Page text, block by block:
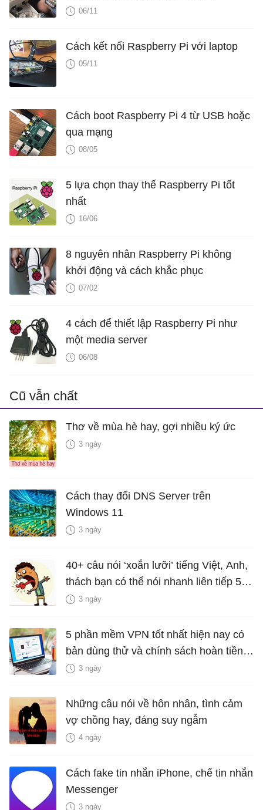
06/11
Cách kết nối Raspberry Pi với laptop
05/11
Cách boot Raspberry Pi 4 từ USB hoặc
qua mạng
08/05
5 lựa chọn thay thế Raspberry Pi tốt
nhất
16/06
8 nguyên nhân Raspberry Pi không
khởi động và cách khắc phục
07/02
4 cách để thiết lập Raspberry Pi như
một media server
06/08
Cũ vẫn chất
Thơ về mùa hè hay, gợi nhiều ký ức
3 ngày
Cách thay đổi DNS Server trên
Windows 11
3 ngày
40+ câu nói ‘xoắn lưỡi’ tiếng Việt, Anh,
thách bạn có thể nói nhanh liên tiếp 5
lần mà vẫn trôi chảy
3 ngày
5 phần mềm VPN tốt nhất hiện nay có
bản dùng thử và chính sách hoàn tiền
miễn phí
3 ngày
Những câu nói về hôn nhân, tình cảm
vợ chồng hay, đáng suy ngẫm
4 ngày
Cách fake tin nhắn iPhone, chế tin nhắn
Messenger
3 ngày